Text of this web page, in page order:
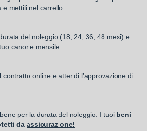
e mettili nel carrello.
del noleggio (18, 24, 36, 48 mesi) e
canone mensile.
contratto online e attendi l’approvazione di
per la durata del noleggio. I tuoi beni
da assicurazione!